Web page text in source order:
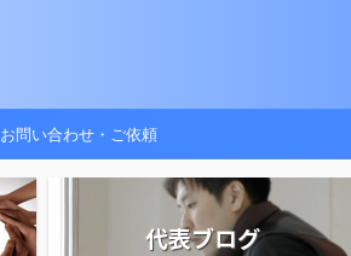
お問い合わせ・ご依頼
代表ブログ